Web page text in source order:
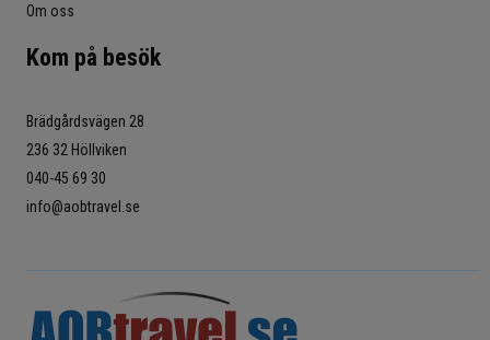
Om oss
Kom på besök
Brädgårdsvägen 28
236 32 Höllviken
040-45 69 30
info@aobtravel.se